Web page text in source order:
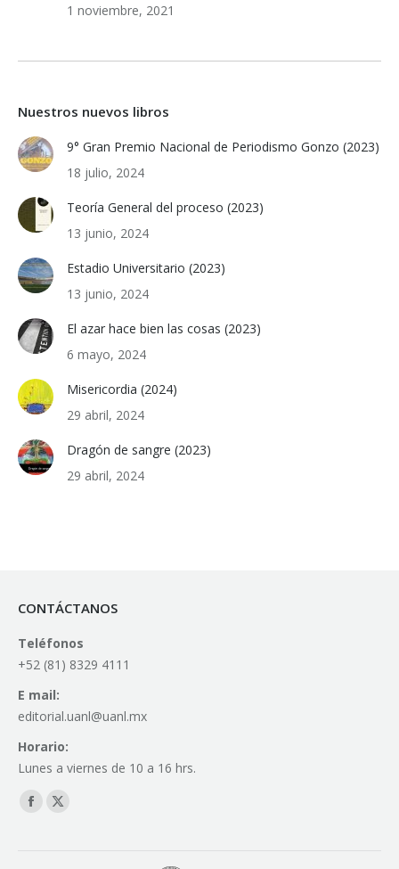
1 noviembre, 2021
Nuestros nuevos libros
9° Gran Premio Nacional de Periodismo Gonzo (2023)
18 julio, 2024
Teoría General del proceso (2023)
13 junio, 2024
Estadio Universitario (2023)
13 junio, 2024
El azar hace bien las cosas (2023)
6 mayo, 2024
Misericordia (2024)
29 abril, 2024
Dragón de sangre (2023)
29 abril, 2024
CONTÁCTANOS
Teléfonos
+52 (81) 8329 4111
E mail:
editorial.uanl@uanl.mx
Horario:
Lunes a viernes de 10 a 16 hrs.
Find us on:
Facebook
X